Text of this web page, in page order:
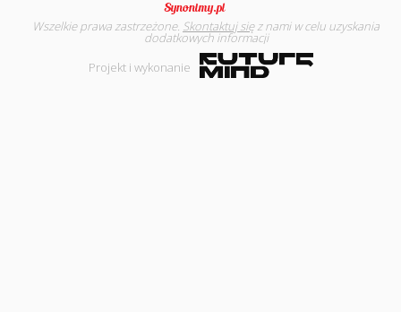
Wszelkie prawa zastrzeżone. Skontaktuj sięz nami w celu uzyskania
dodatkowych informacji
Projekt i wykonanie